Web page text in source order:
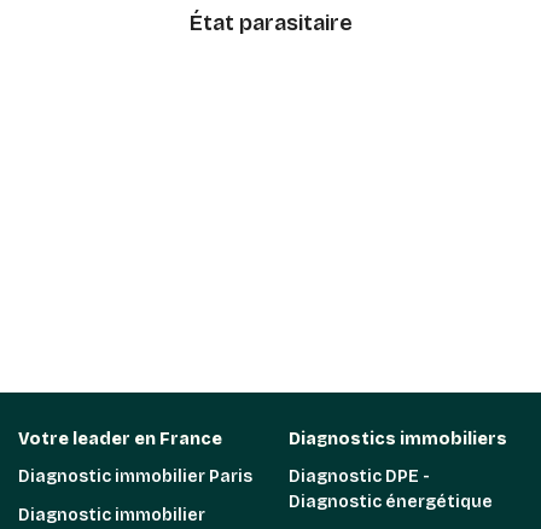
État parasitaire
Votre leader en France
Diagnostic immobilier Paris
Diagnostic immobilier
Diagnostics immobiliers
Diagnostic DPE -
Diagnostic énergétique